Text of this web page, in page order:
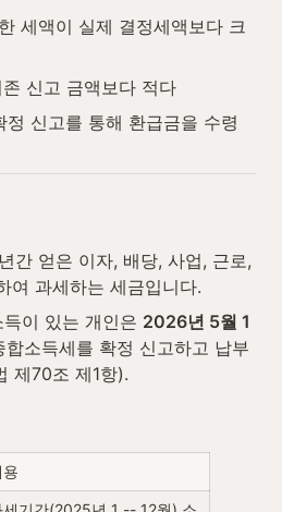
세액이 실제 결정세액보다 크
신고 금액보다 적다
신고를 통해 환급금을 수령
간 얻은 이자, 배당, 사업, 근로,
여 과세하는 세금입니다.
이 있는 개인은 2026년 5월 1
합소득세를 확정 신고하고 납부
제70조 제1항).
용